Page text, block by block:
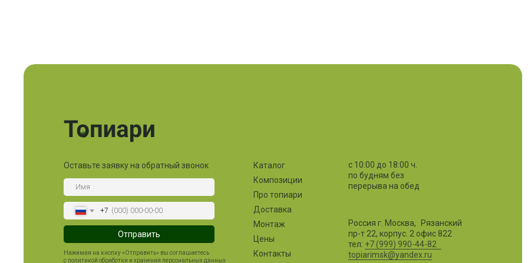
Оставьте заявку на обратный звонок
+7
Отправить
Нажимая на кнопку «Отправить» вы соглашаетесь
с политикой обработки и хранения персональных данных
Каталог
Композиции
Про топиари
Доставка
Монтаж
Цены
Контакты
с 10:00 до 18:00 ч.
по будням без
перерыва на обед
Россия г. Москва, Рязанский
пр-т 22, корпус. 2 офис 822
тел: +7 (999) 990-44-82
topiarimsk@yandex.ru